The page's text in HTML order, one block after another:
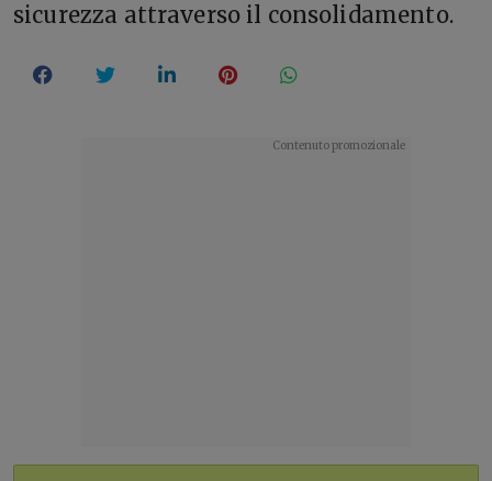
sicurezza attraverso il consolidamento.